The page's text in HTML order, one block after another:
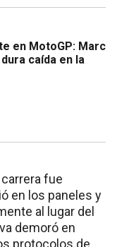
en MotoGP: Marc
caída en la
fue
en los paneles y
al lugar del
demoró en
protocolos de